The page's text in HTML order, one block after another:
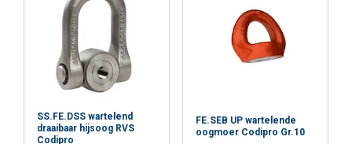
SS.FE.DSS wartelend
draaibaar hijsoog RVS
Codipro
FE.SEB UP wartelende
oogmoer Codipro Gr.10